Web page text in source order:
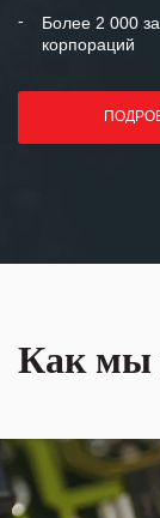
Более 2 000
корпораций
Как мы